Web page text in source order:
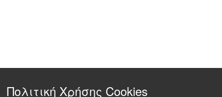
Πολιτική Χρήσης Cookies